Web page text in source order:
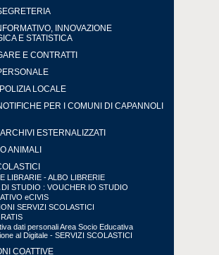
INNOVAZIONE
E STATISTICA
E CONTRATTI
LOCALE
PER I COMUNI DI CAPANNOLI
ESTERNALIZZATI
ANIMALI
LIBRARIE - ALBO LIBRERIE
DI STUDIO : VOUCHER IO STUDIO
eCIVIS
SERVIZI SCOLASTICI
dati personali Area Socio Educativa
al Digitale - SERVIZI SCOLASTICI
COATTIVE